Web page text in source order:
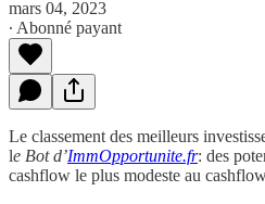
mars 04, 2023
∙ Abonné payant
Le classement des meilleurs
le Bot d’ImmOpportunite.fr: des
cashflow le plus modeste au